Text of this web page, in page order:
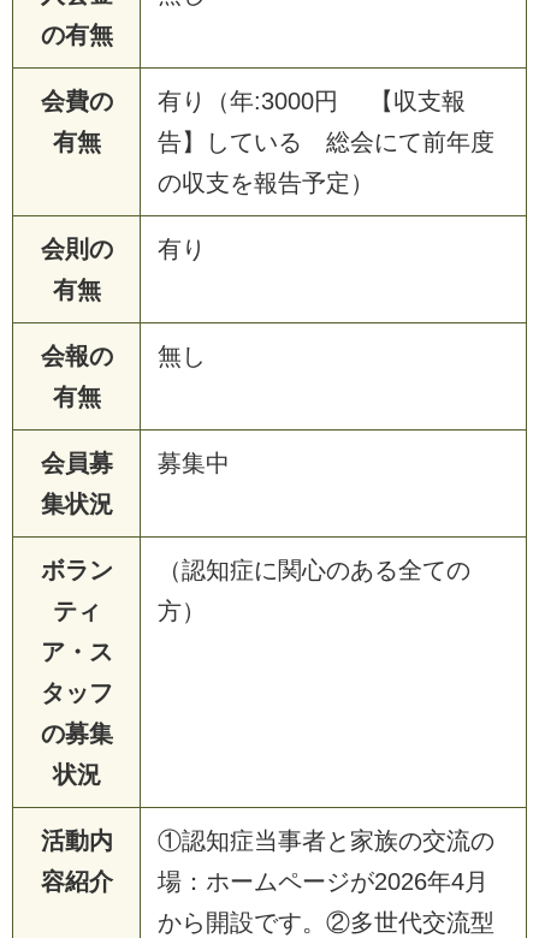
の有無
会費の
有無
有り（年:3000円 【収支報
告】している 総会にて前年度
の収支を報告予定）
会則の
有無
有り
会報の
有無
無し
会員募
集状況
募集中
ボラン
ティ
ア・ス
タッフ
の募集
状況
（認知症に関心のある全ての
方）
活動内
容紹介
①認知症当事者と家族の交流の
場：ホームページが2026年4月
から開設です。②多世代交流型